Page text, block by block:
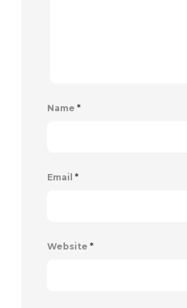
Name *
Email *
Website *